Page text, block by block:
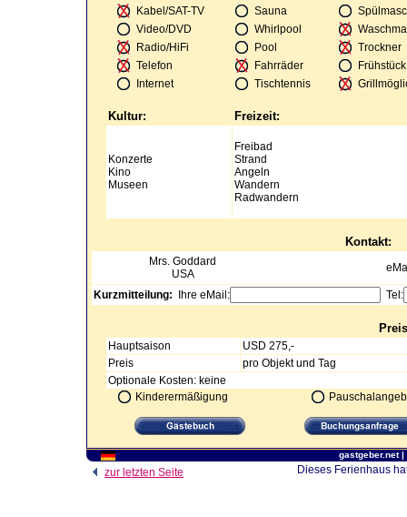
Kabel/SAT-TV
Sauna
Video/DVD
Whirlpool
Radio/HiFi
Pool
Trockner
Telefon
Fahrräder
Internet
Tischtennis
Kultur: Freizeit:
Konzerte
Kino
Museen
Freibad
Strand
Angeln
Wandern
Radwandern
Kontakt:
Mrs. Goddard
USA
Kurzmitteilung: Ihre eMail: Tel:
Hauptsaison
USD 275,-
Preis
pro Objekt und Tag
Optionale Kosten: keine
Kinderermäßigung
gastgeber.net|
zur letzten Seite Dieses Ferienhaus